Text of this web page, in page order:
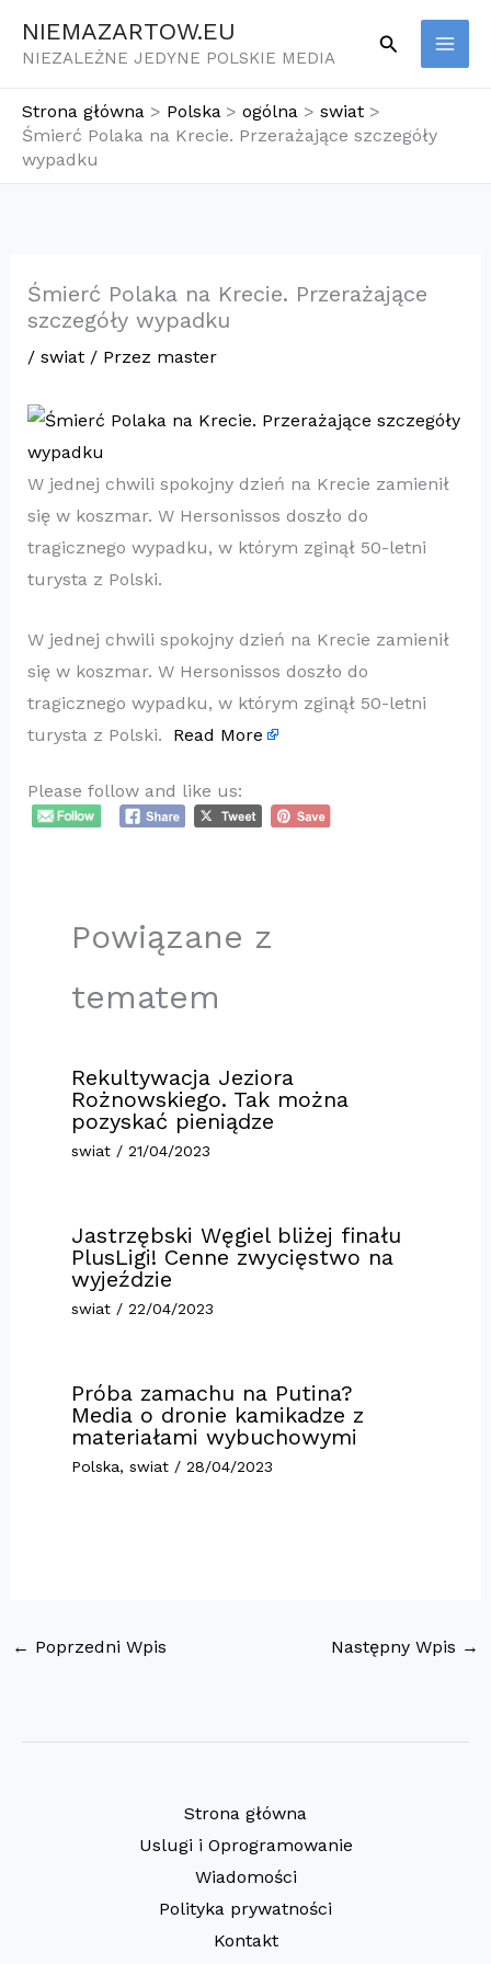
NIEMAZARTOW.EU
NIEZALEŻNE JEDYNE POLSKIE MEDIA
Szukaj
Strona główna Polska ogólna
swiat
Śmierć Polaka na Krecie. Przerażające szczegóły
wypadku
Śmierć Polaka na Krecie. Przerażające
szczegóły wypadku
/ swiat/ Przez master
W jednej chwili spokojny dzień na Krecie zamienił
się w koszmar. W Hersonissos doszło do
tragicznego wypadku, w którym zginął 50-letni
turysta z Polski.
W jednej chwili spokojny dzień na Krecie zamienił
się w koszmar. W Hersonissos doszło do
tragicznego wypadku, w którym zginął 50-letni
turysta z Polski. Read More
Please follow and like us:
Powiązane z
tematem
Rekultywacja Jeziora
Rożnowskiego. Tak można
pozyskać pieniądze
swiat/ 21/04/2023
Jastrzębski Węgiel bliżej finału
PlusLigi! Cenne zwycięstwo na
wyjeździe
swiat/ 22/04/2023
Próba zamachu na Putina?
Media o dronie kamikadze z
materiałami wybuchowymi
Polska, swiat/ 28/04/2023
← Poprzedni Wpis Następny Wpis →
Strona główna
Uslugi i Oprogramowanie
Wiadomości
Polityka prywatności
Kontakt